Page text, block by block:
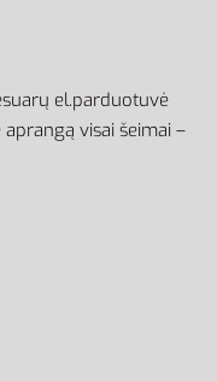
el.parduotuvė
visai šeimai –